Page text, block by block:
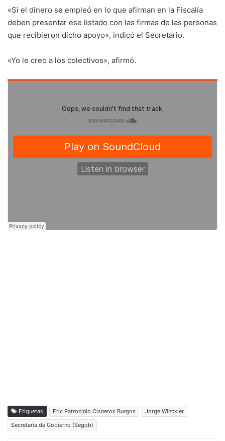
«Si el dinero se empleó en lo que afirman en la Fiscalía
deben presentar ese listado con las firmas de las personas
que recibieron dicho apoyo», indicó el Secretario.
«Yo le creo a los colectivos», afirmó.
Etiquetas Eric Patrocinio Cisneros Burgos
Jorge Winckler
Secretaría de Gobierno (Segob)